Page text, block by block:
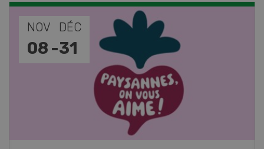
NOV
17 -
JAN
26